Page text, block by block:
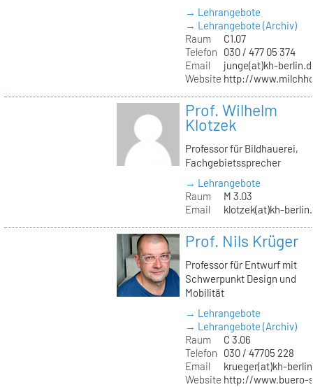
→ Lehrangebote
→ Lehrangebote (Archiv)
Raum
C1.07
Telefon
030 / 477 05 374
Email
junge(at)kh-
Website http://
Prof. Wilhelm
Klotzek
Professor für Bildhauerei,
Fachgebietssprecher
→ Lehrangebote
Raum
M 3.03
Email
klotzek(at)kh-
Prof. Nils Krüger
Professor für Entwurf mit
Schwerpunkt Design und
Mobilität
→ Lehrangebote
→ Lehrangebote (Archiv)
Raum
C 3.06
Telefon
030 / 47705 228
Email
krueger(at)kh-
Website http://www.buero-